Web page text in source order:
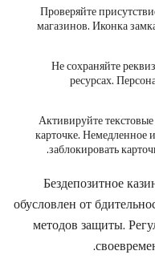
Проверяйте
магазинов. Иконка
Не сохраняйте
ресурсах.
Активируйте
карточке. Немедленное
заблокировать
Бездепозитное
обусловлен от
методов защиты.